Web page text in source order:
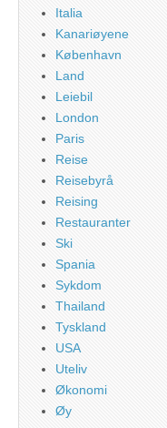
Italia
Kanariøyene
København
Land
Leiebil
London
Paris
Reise
Reisebyrå
Reising
Restauranter
Ski
Spania
Sykdom
Thailand
Tyskland
USA
Uteliv
Økonomi
Øy